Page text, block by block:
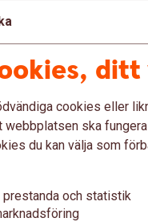
Samtidigt möter jag
och fortsätter våga
du gör en
ett lokalt
att vara en lokal bank
samma sak – att
ska utvecklas och
som blir väldigt
ditt
cookies eller
webbplatsen ska
du kan välja som
prestanda och statistik